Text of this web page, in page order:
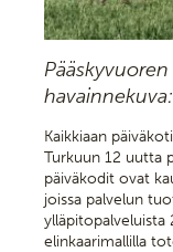
Kaikkiaan
Turkuun 12 uutta
päiväkodit ovat
joissa palvelun
ylläpitopalveluista
elinkaarimallilla